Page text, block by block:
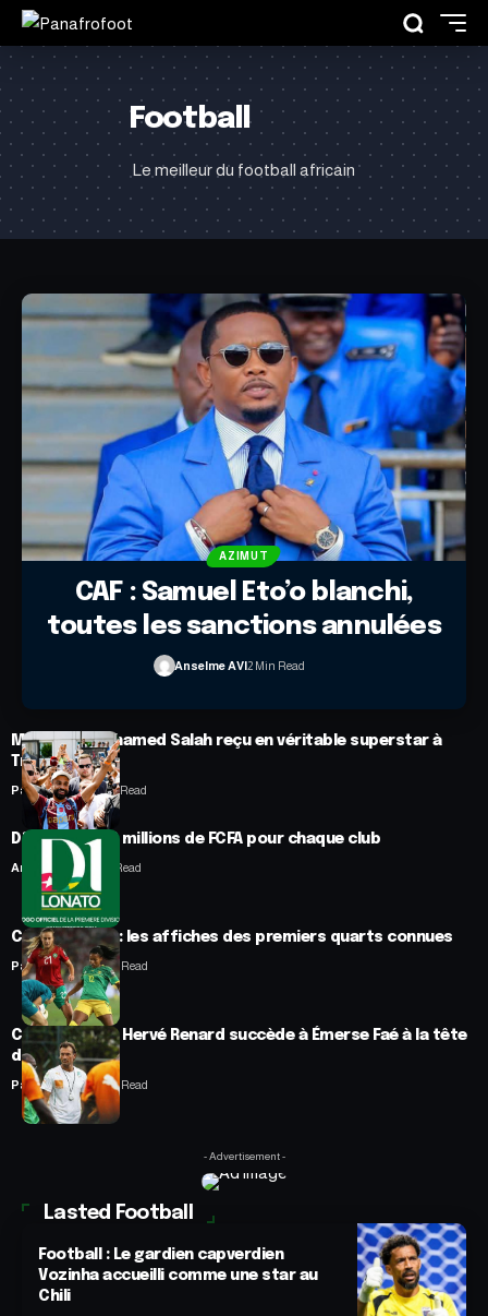
Football
Le meilleur du football africain
AZIMUT
CAF : Samuel Eto’o blanchi,
toutes les sanctions annulées
Anselme AVI2 Min Read
Mercato : Mohamed Salah reçu en véritable superstar à
Trabzon
Panafrofoot1 Min Read
D1 Lonato : 70 millions de FCFA pour chaque club
Anselme AVI 2 Min Read
CAN féminine : les affiches des premiers quarts connues
Panafrofoot2 Min Read
Côte d’Ivoire : Hervé Renard succède à Émerse Faé à la tête
des Éléphants
Panafrofoot2 Min Read
- Advertisement -
Lasted Football
Football : Le gardien capverdien
Vozinha accueilli comme une star au
Chili